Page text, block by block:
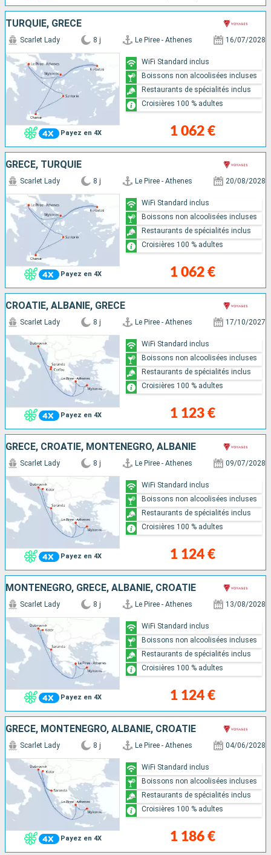
TURQUIE, GRÈCE
Payez en 4X
Scarlet Lady 8 j Le Piree - Athenes 16/07/2028
1 062 €
WiFi Standard inclus
Boissons non alcoolisées incluses
Restaurants de spécialités inclus
Croisières 100 % adultes
GRÈCE, TURQUIE
Payez en 4X
Scarlet Lady 8 j Le Piree - Athenes 20/08/2028
1 062 €
WiFi Standard inclus
Boissons non alcoolisées incluses
Restaurants de spécialités inclus
Croisières 100 % adultes
CROATIE, ALBANIE, GRÈCE
Payez en 4X
Scarlet Lady 8 j Le Piree - Athenes 17/10/2027
1 123 €
WiFi Standard inclus
Boissons non alcoolisées incluses
Restaurants de spécialités inclus
Croisières 100 % adultes
GRÈCE, CROATIE, MONTÉNÉGRO, ALBANIE
Payez en 4X
Scarlet Lady 8 j Le Piree - Athenes 09/07/2028
1 124 €
WiFi Standard inclus
Boissons non alcoolisées incluses
Restaurants de spécialités inclus
Croisières 100 % adultes
MONTÉNÉGRO, GRÈCE, ALBANIE, CROATIE
Payez en 4X
Scarlet Lady 8 j Le Piree - Athenes 13/08/2028
1 124 €
WiFi Standard inclus
Boissons non alcoolisées incluses
Restaurants de spécialités inclus
Croisières 100 % adultes
GRÈCE, MONTÉNÉGRO, ALBANIE, CROATIE
Payez en 4X
Scarlet Lady 8 j Le Piree - Athenes 04/06/2028
1 186 €
WiFi Standard inclus
Boissons non alcoolisées incluses
Restaurants de spécialités inclus
Croisières 100 % adultes